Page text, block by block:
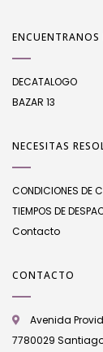
ENCUENTRANOS
DECATALOGO
BAZAR 13
NECESITAS
CONDICIONES DE
TIEMPOS DE
Contacto
CONTACTO
Avenida
7780029